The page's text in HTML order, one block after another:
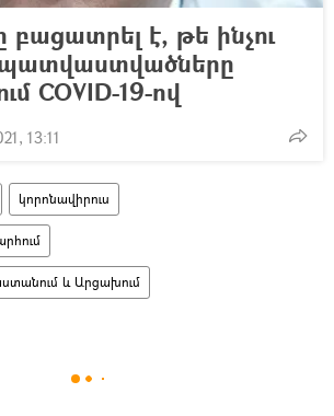
բացատրել է, թե ինչու
պատվաստվածները
COVID-19-ով
13:11
կորոնավիրուս
և Արցախում